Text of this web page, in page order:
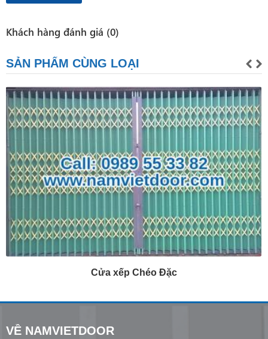
Khách hàng đánh giá (0)
SẢN PHẨM CÙNG LOẠI
cửa xếp inox chống trộm
VỀ NAMVIETDOOR